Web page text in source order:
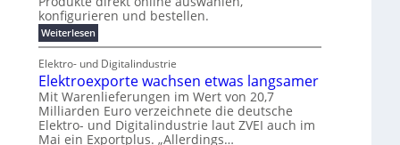
t
i
e
P
l
u
g
F
e
s
t
a
n
a
g
m
e
n
t
H
a
l
b
j
h
r
2
0
2
a
g
o
-
E
O
r
f
ü
r
S
r
ö
m
e
b
e
t
f
ü
h
e
n
d
e
s
konfigurieren und bestellen.
Weiterlesen:
N
e
u
e
r
O
n
l
Elektro- und Digitalindustrie
Elektroexporte wachsen etwas langsamer
Mit Warenlieferungen im Wert von 20,7
Milliarden Euro verzeichnete die deutsche
Elektro- und Digitalindustrie laut ZVEI auch im
Mai ein Exportplus. „Allerdings…